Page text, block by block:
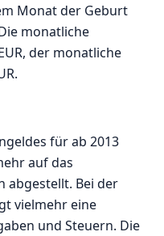
Monat der Geburt
monatliche
der monatliche
für ab 2013
auf das
abgestellt. Bei der
vielmehr eine
und Steuern. Die